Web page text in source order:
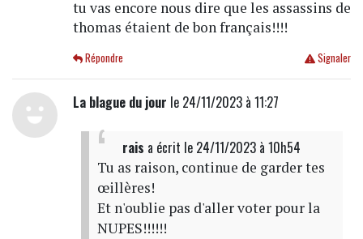
tu vas encore nous dire que les assassins de
thomas étaient de bon français!!!!
Signaler
Répondre
La blague du jour le 24/11/2023 à 11:27
rais a écrit le 24/11/2023 à 10h54
Tu as raison, continue de garder tes
œillères!
Et n'oublie pas d'aller voter pour la
NUPES!!!!!!